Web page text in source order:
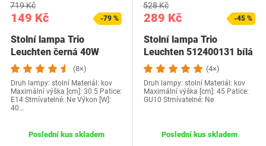
149 Kč
719 Kč
-79 %
Stolní lampa Trio
Leuchten černá 40W
(8×)
Druh lampy: stolní Materiál: kov
Maximální výška [cm]: 30.5 Patice:
E14 Stmívatelné: Ne Výkon [W]:
40…
Poslední kus skladem
289 Kč
528 Kč
-45 %
Stolní lampa Trio
Leuchten 512400131 bílá
(4×)
Druh lampy: stolní Materiál: kov
Maximální výška [cm]: 45 Patice:
GU10 Stmívatelné: Ne
Poslední kus skladem